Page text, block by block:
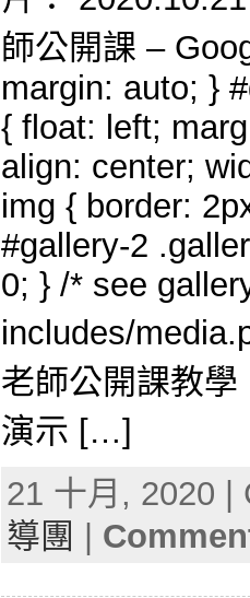
師公開課 –
margin: auto; }
{ float: left;
align: center;
img { border:
#gallery-2
0; } /* see
includes/
老師公開課教
演示 […]
21 十月, 2020
導團